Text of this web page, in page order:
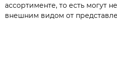
ассортименте, то есть могут
внешним видом от